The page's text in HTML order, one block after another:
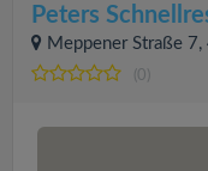
Peters
Meppener Straße
(0)